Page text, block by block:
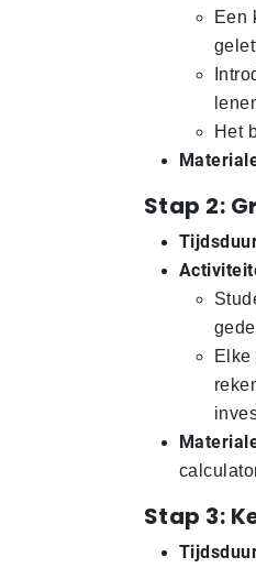
Een
Het
Stap 2:
Stap 3: